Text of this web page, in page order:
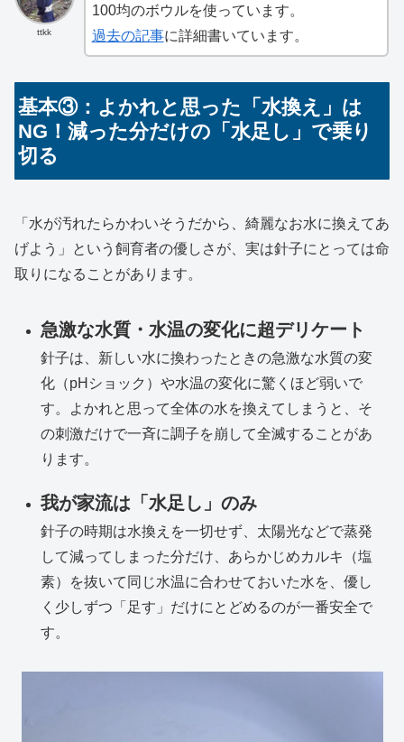
ttkk
100均のボウルを使っています。
過去の記事に詳細書いています。
基本③：よかれと思った「水換え」は
NG！減った分だけの「水足し」で乗り
切る
「水が汚れたらかわいそうだから、綺麗なお水に換えてあ
げよう」という飼育者の優しさが、実は針子にとっては命
取りになることがあります。
急激な水質・水温の変化に超デリケート
針子は、新しい水に換わったときの急激な水質の変
化（pHショック）や水温の変化に驚くほど弱いで
す。よかれと思って全体の水を換えてしまうと、そ
の刺激だけで一斉に調子を崩して全滅することがあ
ります。
我が家流は「水足し」のみ
針子の時期は水換えを一切せず、太陽光などで蒸発
して減ってしまった分だけ、あらかじめカルキ（塩
素）を抜いて同じ水温に合わせておいた水を、優し
く少しずつ「足す」だけにとどめるのが一番安全で
す。